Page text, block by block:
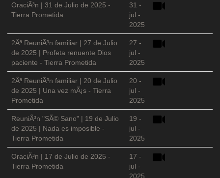
OraciÃ³n | 31 de Julio de 2025 -
Tierra Prometida
31 -
jul -
2025
2Âª ReuniÃ³n familiar | 27 de Julio
de 2025 | Profeta renuente Dios
paciente - Tierra Prometida
27 -
jul -
2025
2Âª ReuniÃ³n familiar | 20 de Julio
de 2025 | Una vez mÃ¡s - Tierra
Prometida
20 -
jul -
2025
ReuniÃ³n "SÃ© Sano" | 19 de Julio
de 2025 | Nada es imposible -
Tierra Prometida
19 -
jul -
2025
OraciÃ³n | 17 de Julio de 2025 -
Tierra Prometida
17 -
jul -
2025